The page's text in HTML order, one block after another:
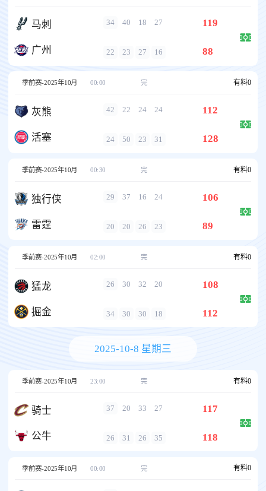
马刺
广州
34 40 18 27
22 23 27 16
119
88
季前赛-2025年10月 00:00 完 有料0
灰熊
活塞
42 22 24 24
24 50 23 31
112
128
季前赛-2025年10月 00:30 完 有料0
独行侠
雷霆
29 37 16 24
20 20 26 23
106
89
季前赛-2025年10月 02:00 完 有料0
猛龙
掘金
26 30 32 20
34 30 30 18
108
112
2025-10-8 星期三
季前赛-2025年10月 23:00 完 有料0
骑士
公牛
37 20 33 27
26 31 26 35
117
118
季前赛-2025年10月 00:00 完 有料0